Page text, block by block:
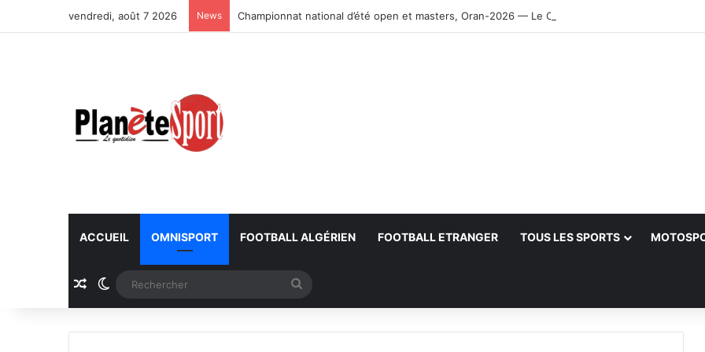
vendredi, août 7 2026 News Championnat national d’été open et masters, Oran-2026 — Le CRB s’adjuge le titre
ACCUEIL OMNISPORT FOOTBALL ALGÉRIEN FOOTBALL ETRANGER TOUS LES SPORTS
Article Aléatoire
Switch skin